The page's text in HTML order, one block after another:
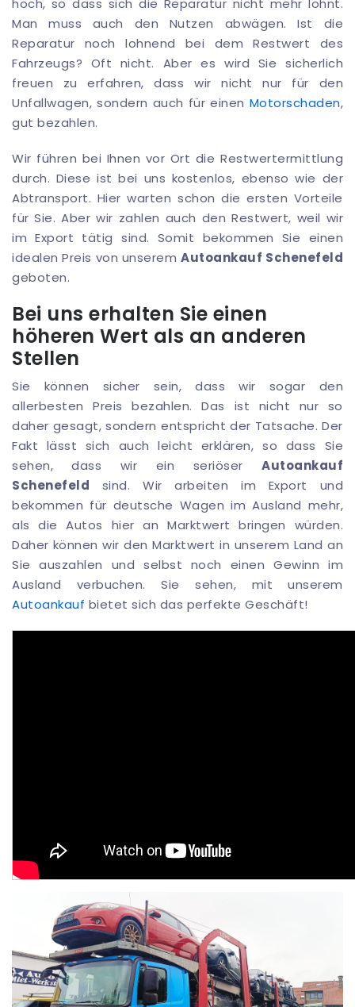
hoch, so dass sich die Reparatur nicht mehr lohnt.
Man muss auch den Nutzen abwägen. Ist die
Reparatur noch lohnend bei dem Restwert des
Fahrzeugs? Oft nicht. Aber es wird Sie sicherlich
freuen zu erfahren, dass wir nicht nur für den
Unfallwagen, sondern auch für einen Motorschaden,
gut bezahlen.
Wir führen bei Ihnen vor Ort die Restwertermittlung
durch. Diese ist bei uns kostenlos, ebenso wie der
Abtransport. Hier warten schon die ersten Vorteile
für Sie. Aber wir zahlen auch den Restwert, weil wir
im Export tätig sind. Somit bekommen Sie einen
idealen Preis von unseremAutoankauf Schenefeld
geboten.
Bei uns erhalten Sie einen
höheren Wert als an anderen
Stellen
Sie können sicher sein, dass wir sogar den
allerbesten Preis bezahlen. Das ist nicht nur so
daher gesagt, sondern entspricht der Tatsache. Der
Fakt lässt sich auch leicht erklären, so dass Sie
sehen, dass wir ein seriöser Autoankauf
Schenefeld sind. Wir arbeiten im Export und
bekommen für deutsche Wagen im Ausland mehr,
als die Autos hier an Marktwert bringen würden.
Daher können wir den Marktwert in unserem Land an
Sie auszahlen und selbst noch einen Gewinn im
Ausland verbuchen. Sie sehen, mit unserem
Autoankauf bietet sich das perfekte Geschäft!